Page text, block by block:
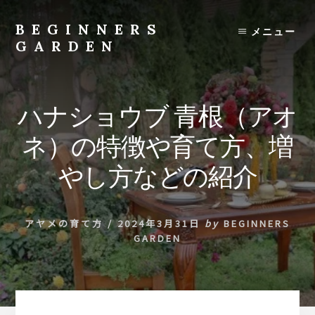
content
BEGINNERS
GARDEN
の
種
類
や
育
て
方
の
紹
介
を
行
メニュー
ハナショウブ 青根（アオ
ネ）の特徴や育て方、増
やし方などの紹介
アヤメの育て方/ 2024年3月31日 by BEGINNERS
GARDEN